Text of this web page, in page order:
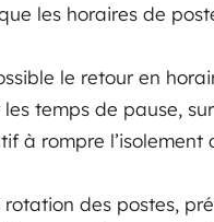
que les horaires de
le retour en
les temps de pause,
à rompre
rotation des postes,